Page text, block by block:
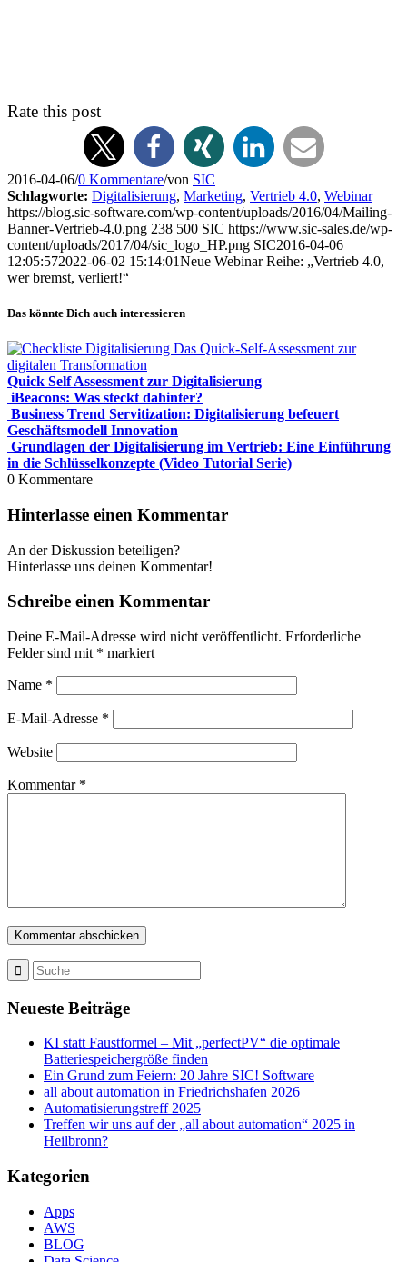
Rate this post
2016-04-06/0 Kommentare/von SIC
Schlagworte: Digitalisierung, Marketing, Vertrieb 4.0, Webinar
https://blog.sic-software.com/wp-content/uploads/2016/04/Mailing-
Banner-Vertrieb-4.0.png 238 500 SIC https://www.sic-sales.de/wp-
content/uploads/2017/04/sic_logo_HP.png SIC2016-04-06
12:05:572022-06-02 15:14:01Neue Webinar Reihe: „Vertrieb 4.0,
wer bremst, verliert!“
Das könnte Dich auch interessieren
Quick Self Assessment zur Digitalisierung
iBeacons: Was steckt dahinter?
Business Trend Servitization: Digitalisierung befeuert
Geschäftsmodell Innovation
Grundlagen der Digitalisierung im Vertrieb: Eine Einführung
in die Schlüsselkonzepte (Video Tutorial Serie)
0 Kommentare
Hinterlasse einen Kommentar
An der Diskussion beteiligen?
Hinterlasse uns deinen Kommentar!
Schreibe einen Kommentar
Deine E-Mail-Adresse wird nicht veröffentlicht. Erforderliche
Felder sind mit * markiert
Name *
E-Mail-Adresse *
Website
Kommentar *
Neueste Beiträge
KI statt Faustformel – Mit „perfectPV“ die optimale
Batteriespeichergröße finden
Ein Grund zum Feiern: 20 Jahre SIC! Software
all about automation in Friedrichshafen 2026
Automatisierungstreff 2025
Treffen wir uns auf der „all about automation“ 2025 in
Heilbronn?
Kategorien
Apps
AWS
BLOG